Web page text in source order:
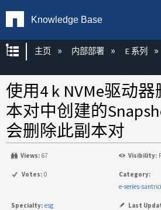
Knowledge Base
扩展/隐缩全局层次
主页 内部部署 E 系列
使用4 k NVMe驱动
本对中创建的
会删除此副本对
Views: 67 Visibility:
Votes: 0
Category:
e-series-
Specialty: esg
Last